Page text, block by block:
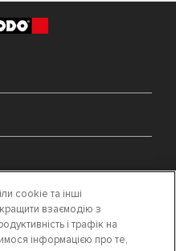
cookie та інші
взаємодію з
і трафік на
інформацією про те,